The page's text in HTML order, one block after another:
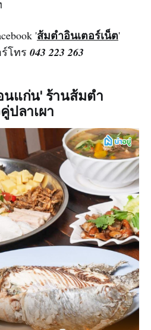
'ส้มตำอินเตอร์เน็ต'
ร 043 223 263
นแก่น' ร้านส้มตำ
ปลาเผา